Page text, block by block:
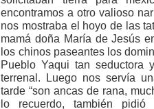
encontramos a otro valioso
nos mostraba el hoyo de las
mamá doña María de Jesús
los chinos paseantes los
Pueblo Yaqui tan seductora
terrenal. Luego nos servía
tarde “son ancas de rana,
lo recuerdo, también